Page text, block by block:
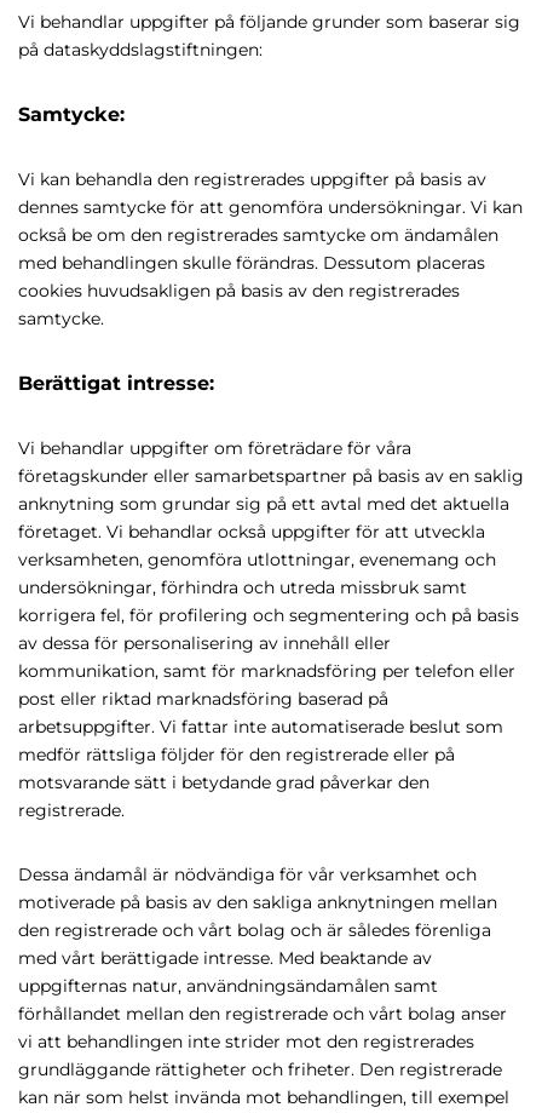
Vi behandlar uppgifter på följande grunder som baserar sig
på dataskyddslagstiftningen:
Samtycke:
Vi kan behandla den registrerades uppgifter på basis av
dennes samtycke för att genomföra undersökningar. Vi kan
också be om den registrerades samtycke om ändamålen
med behandlingen skulle förändras. Dessutom placeras
cookies huvudsakligen på basis av den registrerades
samtycke.
Berättigat intresse:
Vi behandlar uppgifter om företrädare för våra
företagskunder eller samarbetspartner på basis av en saklig
anknytning som grundar sig på ett avtal med det aktuella
företaget. Vi behandlar också uppgifter för att utveckla
verksamheten, genomföra utlottningar, evenemang och
undersökningar, förhindra och utreda missbruk samt
korrigera fel, för profilering och segmentering och på basis
av dessa för personalisering av innehåll eller
kommunikation, samt för marknadsföring per telefon eller
post eller riktad marknadsföring baserad på
arbetsuppgifter. Vi fattar inte automatiserade beslut som
medför rättsliga följder för den registrerade eller på
motsvarande sätt i betydande grad påverkar den
registrerade.
Dessa ändamål är nödvändiga för vår verksamhet och
motiverade på basis av den sakliga anknytningen mellan
den registrerade och vårt bolag och är således förenliga
med vårt berättigade intresse. Med beaktande av
uppgifternas natur, användningsändamålen samt
förhållandet mellan den registrerade och vårt bolag anser
vi att behandlingen inte strider mot den registrerades
grundläggande rättigheter och friheter. Den registrerade
kan när som helst invända mot behandlingen, till exempel